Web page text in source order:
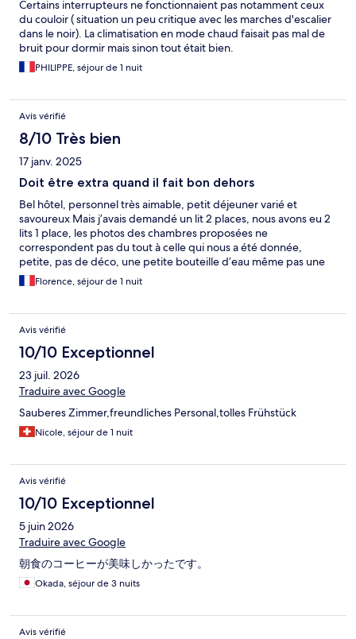
Certains interrupteurs ne fonctionnaient pas notamment ceux
du couloir ( situation un peu critique avec les marches d'escalier
dans le noir). La climatisation en mode chaud faisait pas mal de
bruit pour dormir mais sinon tout était bien.
PHILIPPE, séjour de 1 nuit
Avis vérifié
8/10 Très bien
17 janv. 2025
Doit être extra quand il fait bon dehors
Bel hôtel, personnel très aimable, petit déjeuner varié et
savoureux Mais j’avais demandé un lit 2 places, nous avons eu 2
lits 1 place, les photos des chambres proposées ne
correspondent pas du tout à celle qui nous a été donnée,
petite, pas de déco, une petite bouteille d’eau même pas une
bouilloire pour un thé ou café et il faisait moins de 10° dans la
salle de bain. Un chauffage électrique avec minuterie de 15 mn,
froid et bruit rentrent facilement Un conseil, éviter l’hôtel en
hiver
Florence, séjour de 1 nuit
Avis vérifié
10/10 Exceptionnel
23 juil. 2026
Traduire avec Google
Sauberes Zimmer,freundliches Personal,tolles Frühstück
Nicole, séjour de 1 nuit
Avis vérifié
10/10 Exceptionnel
5 juin 2026
Traduire avec Google
朝食のコーヒーが美味しかったです。
Okada, séjour de 3 nuits
Avis vérifié